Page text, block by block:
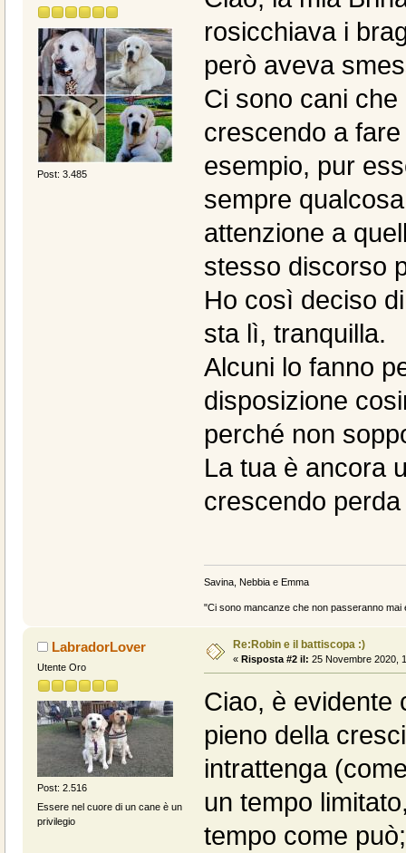
Post: 3.485
rosicchiava i
però aveva
Ci sono cani
crescendo a
esempio, pur
sempre
attenzione a
stesso discorso
Ho così deciso
sta lì, tranquilla.
Alcuni lo fanno
disposizione
perché non
La tua è ancora
crescendo
Savina, Nebbia e Emma
"Ci sono mancanze che non passeranno
LabradorLover
Utente Oro
Post: 2.516
Essere nel cuore di un cane è un
privilegio
Re:Robin e il battiscopa :)
« Risposta #2 il: 25 Novembre 2020,
Ciao, è evidente
pieno della
intrattenga
un tempo
tempo come